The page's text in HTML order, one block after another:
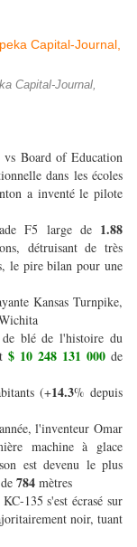
Capital-Journal,
Board of Education
dans les écoles
a inventé le pilote
F5 large de 1.88
détruisant de très
le pire bilan pour une
Kansas Turnpike,
blé de l'histoire du
$ 10 248 131 000de
(+14.3% depuis
l'inventeur Omar
machine à glace
est devenu le plus
784 mètres
135 s'est écrasé sur
noir, tuant